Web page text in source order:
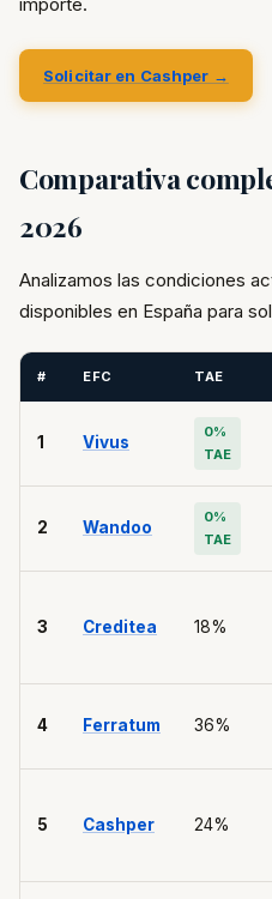
Solicitar en Cashper →
Comparativa
2026
Analizamos las condiciones
disponibles en España para
# EFC TAE
1 Vivus
0%
TAE
2 Wandoo
0%
TAE
3 Creditea 18%
4 Ferratum 36%
5 Cashper 24%